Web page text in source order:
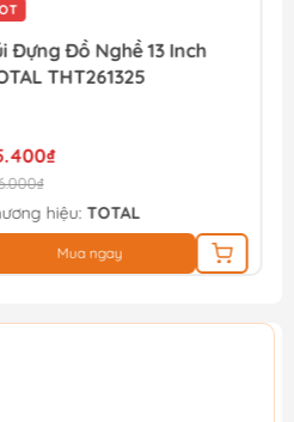
Đựng Đồ Nghề 13 Inch
THT261325
hiệu: TOTAL
Mua ngay